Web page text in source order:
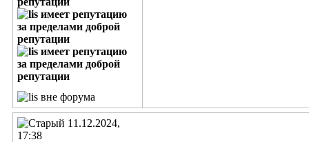
11.12.2024,
17:38